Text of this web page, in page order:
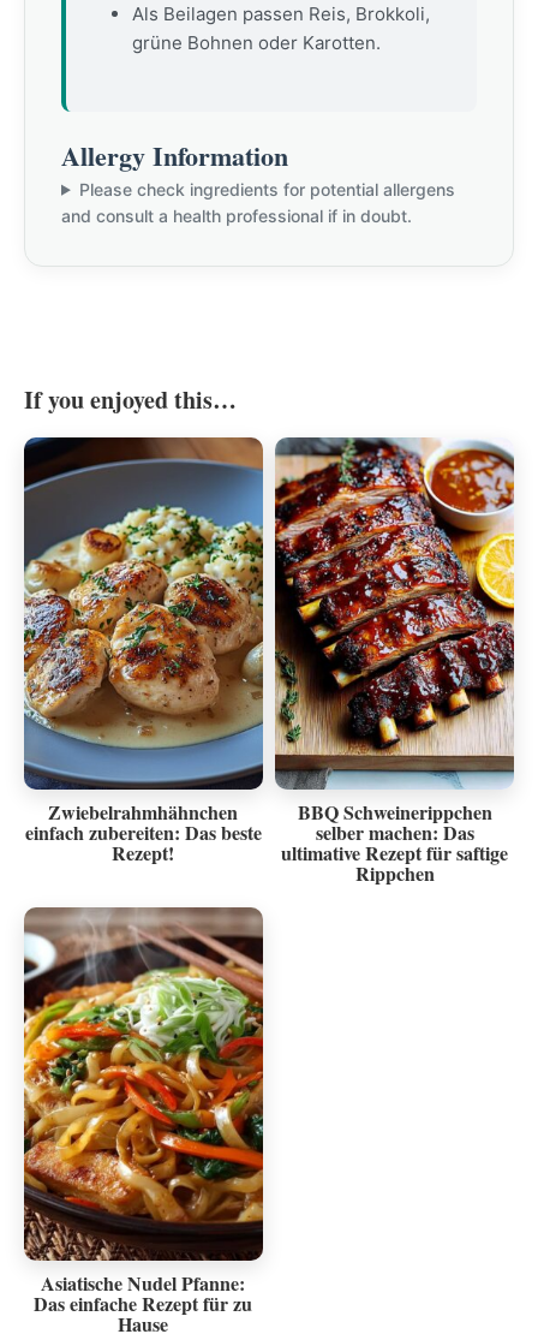
Als Beilagen passen Reis, Brokkoli,
grüne Bohnen oder Karotten.
Allergy Information
Please check ingredients for potential allergens
and consult a health professional if in doubt.
If you enjoyed this…
Zwiebelrahmhähnchen
einfach zubereiten: Das beste
Rezept!
BBQ Schweinerippchen
selber machen: Das
ultimative Rezept für saftige
Rippchen
Asiatische Nudel Pfanne:
Das einfache Rezept für zu
Hause